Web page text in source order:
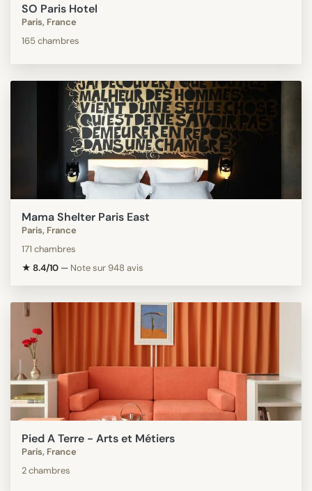
SO Paris Hotel
Paris, France
165 chambres
Mama Shelter Paris East
Paris, France
171 chambres
★ 8.4/10 — Note sur 948 avis
Pied A Terre - Arts et Métiers
Paris, France
2 chambres